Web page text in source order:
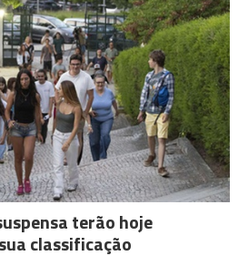
terão hoje
classificação